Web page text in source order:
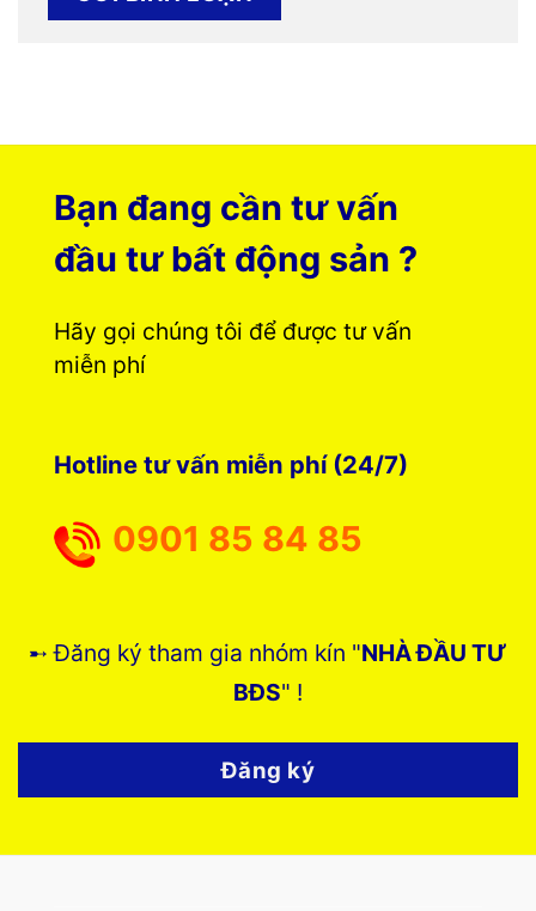
Bạn đang cần tư vấn
đầu tư bất động sản ?
Hãy gọi chúng tôi để được tư vấn
miễn phí
Hotline tư vấn miễn phí (24/7)
0901 85 84 85
➸ Đăng ký tham gia nhóm kín "NHÀ ĐẦU TƯ
BĐS" !
Đăng ký